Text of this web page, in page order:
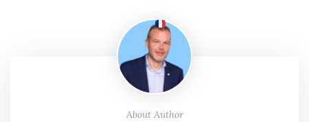
About Author